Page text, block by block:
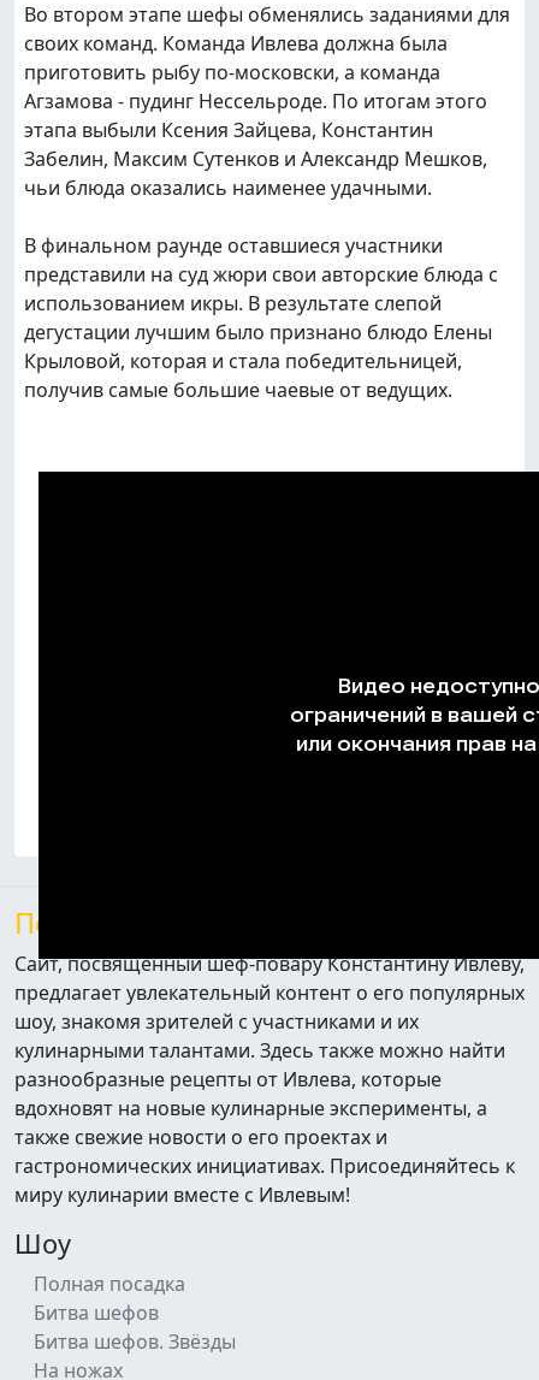
Во втором этапе шефы обменялись заданиями для
своих команд. Команда Ивлева должна была
приготовить рыбу по-московски, а команда
Агзамова - пудинг Нессельроде. По итогам этого
этапа выбыли Ксения Зайцева, Константин
Забелин, Максим Сутенков и Александр Мешков,
чьи блюда оказались наименее удачными.
В финальном раунде оставшиеся участники
представили на суд жюри свои авторские блюда с
использованием икры. В результате слепой
дегустации лучшим было признано блюдо Елены
Крыловой, которая и стала победительницей,
получив самые большие чаевые от ведущих.
После Ивлева
Сайт, посвященный шеф-повару Константину Ивлеву,
предлагает увлекательный контент о его популярных
шоу, знакомя зрителей с участниками и их
кулинарными талантами. Здесь также можно найти
разнообразные рецепты от Ивлева, которые
вдохновят на новые кулинарные эксперименты, а
также свежие новости о его проектах и
гастрономических инициативах. Присоединяйтесь к
миру кулинарии вместе с Ивлевым!
Шоу
Полная посадка
Битва шефов
Битва шефов. Звёзды
На ножах